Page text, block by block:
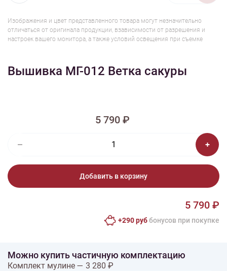
Изображения и цвет представленного товара могут незначительно
отличаться от оригинала продукции, взависимости от разрешения и
настроек вашего монитора, а также условий освещения при съемке
Вышивка МГ-012 Ветка сакуры
5 790 ₽
Добавить в корзину
5 790 ₽
+290 руббонусов при покупке
Можно купить частичную комплектацию
Комплект мулине — 3 280 ₽